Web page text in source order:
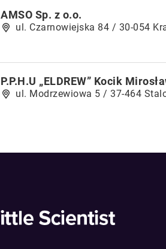
AMSO Sp. z o.o.
ul. Czarnowiejska 84 / 30-054
P.P.H.U „ELDREW” Kocik
ul. Modrzewiowa 5 / 37-464